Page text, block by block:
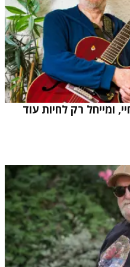
ומייחל רק לחיות עוד